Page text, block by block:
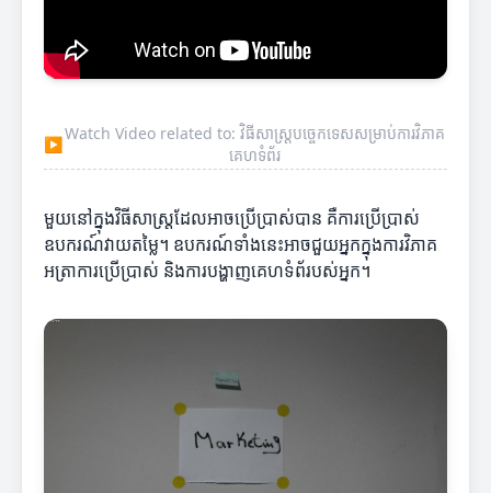
▶
Watch Video related to: វិធីសាស្ត្របច្ចេកទេសសម្រាប់ការវិភាគ
គេហទំព័រ
មួយនៅក្នុងវិធីសាស្ត្រដែលអាចប្រើប្រាស់បាន គឺការប្រើប្រាស់
ឧបករណ៍វាយតម្លៃ។ ឧបករណ៍ទាំងនេះអាចជួយអ្នកក្នុងការវិភាគ
អត្រាការប្រើប្រាស់ និងការបង្ហាញគេហទំព័របស់អ្នក។